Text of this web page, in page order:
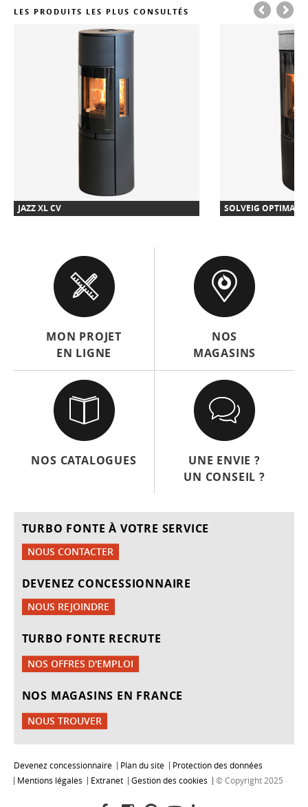
LES PRODUITS LES PLUS CONSULTÉS
JAZZ XL CV SOLVEIG OPTIMA L
MON PROJET
EN LIGNE
NOS
MAGASINS
NOS CATALOGUES
UNE ENVIE ?
UN CONSEIL ?
TURBO FONTE À VOTRE SERVICE
NOUS CONTACTER
DEVENEZ CONCESSIONNAIRE
NOUS REJOINDRE
TURBO FONTE RECRUTE
NOS OFFRES D'EMPLOI
NOS MAGASINS EN FRANCE
NOUS TROUVER
Devenez concessionnaire Plan du site
Protection des données
Mentions légales
Extranet Gestion des cookies © Copyright 2025